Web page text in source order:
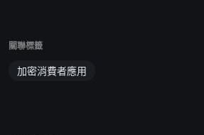
關聯標籤
加密消費者應用